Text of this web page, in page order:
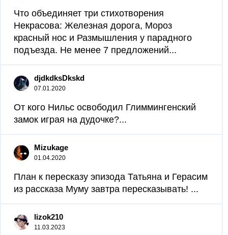
Что объединяет три стихотворения
Некрасова: Железная дорога, Мороз
красный нос и Размышления у парадного
подъезда. Не менее 7 предложений...
djdkdksDkskd
07.01.2020
От кого Нильс освободил Глиммингенский
замок играя на дудочке?​...
Mizukage
01.04.2020
План к пересказу эпизода Татьяна и Герасим
из рассказа Муму завтра пересказывать! ​...
lizok210
11.03.2023